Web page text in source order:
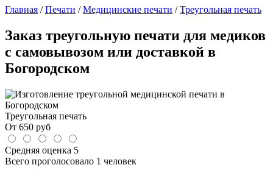
Главная /Печати /Медицинские печати /Треугольная печать
Заказ треугольную печати для медиков
с самовывозом или доставкой в
Богородском
Треугольная печать
От 650 руб
Средняя оценка 5
Всего проголосовало 1 человек